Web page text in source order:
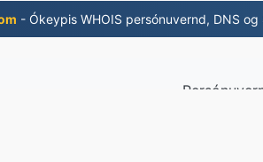
- Ókeypis WHOIS persónuvernd, DNS og